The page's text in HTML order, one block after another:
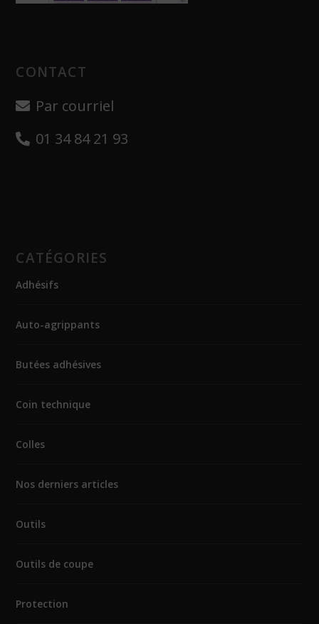
CONTACT
Par courriel
01 34 84 21 93
CATÉGORIES
Adhésifs
Auto-agrippants
Butées adhésives
Coin technique
Colles
Nos derniers articles
Outils
Outils de coupe
Protection